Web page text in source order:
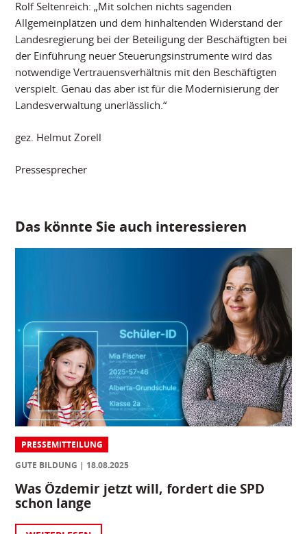
Rolf Seltenreich: „Mit solchen nichts sagenden
Allgemeinplätzen und dem hinhaltenden Widerstand der
Landesregierung bei der Beteiligung der Beschäftigten bei
der Einführung neuer Steuerungsinstrumente wird das
notwendige Vertrauensverhältnis mit den Beschäftigten
verspielt. Genau das aber ist für die Modernisierung der
Landesverwaltung unerlässlich.“
gez. Helmut Zorell
Pressesprecher
Das könnte Sie auch interessieren
PRESSEMITTEILUNG
GUTE BILDUNG
18.08.2025
Was Özdemir jetzt will, fordert die SPD
schon lange